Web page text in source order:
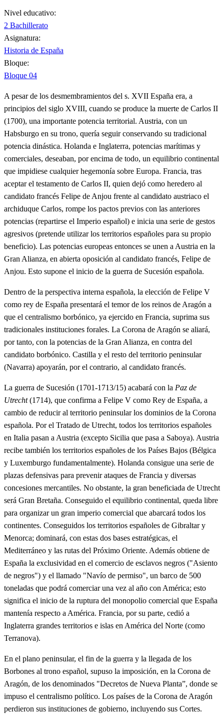
Nivel educativo:
2 Bachillerato
Asignatura:
Historia de España
Bloque:
Bloque 04
A pesar de los desmembramientos del s. XVII España era, a
principios del siglo XVIII, cuando se produce la muerte de Carlos II
(1700), una importante potencia territorial. Austria, con un
Habsburgo en su trono, quería seguir conservando su tradicional
potencia dinástica. Holanda e Inglaterra, potencias marítimas y
comerciales, deseaban, por encima de todo, un equilibrio continental
que impidiese cualquier hegemonía sobre Europa. Francia, tras
aceptar el testamento de Carlos II, quien dejó como heredero al
candidato francés Felipe de Anjou frente al candidato austriaco el
archiduque Carlos, rompe los pactos previos con las anteriores
potencias (repartirse el Imperio español) e inicia una serie de gestos
agresivos (pretende utilizar los territorios españoles para su propio
beneficio). Las potencias europeas entonces se unen a Austria en la
Gran Alianza, en abierta oposición al candidato francés, Felipe de
Anjou. Esto supone el inicio de la guerra de Sucesión española.
Dentro de la perspectiva interna española, la elección de Felipe V
como rey de España presentará el temor de los reinos de Aragón a
que el centralismo borbónico, ya ejercido en Francia, suprima sus
tradicionales instituciones forales. La Corona de Aragón se aliará,
por tanto, con la potencias de la Gran Alianza, en contra del
candidato borbónico. Castilla y el resto del territorio peninsular
(Navarra) apoyarán, por el contrario, al candidato francés.
La guerra de Sucesión (1701-1713/15) acabará con la Paz de
Utrecht(1714), que confirma a Felipe V como Rey de España, a
cambio de reducir al territorio peninsular los dominios de la Corona
española. Por el Tratado de Utrecht, todos los territorios españoles
en Italia pasan a Austria (excepto Sicilia que pasa a Saboya). Austria
recibe también los territorios españoles de los Países Bajos (Bélgica
y Luxemburgo fundamentalmente). Holanda consigue una serie de
plazas defensivas para prevenir ataques de Francia y diversas
concesiones mercantiles. No obstante, la gran beneficiada de Utrecht
será Gran Bretaña. Conseguido el equilibrio continental, queda libre
para organizar un gran imperio comercial que abarcará todos los
continentes. Conseguidos los territorios españoles de Gibraltar y
Menorca; dominará, con estas dos bases estratégicas, el
Mediterráneo y las rutas del Próximo Oriente. Además obtiene de
España la exclusividad en el comercio de esclavos negros ("Asiento
de negros") y el llamado "Navío de permiso", un barco de 500
toneladas que podrá comerciar una vez al año con América; esto
significa el inicio de la ruptura del monopolio comercial que España
mantenía respecto a América. Francia, por su parte, cedió a
Inglaterra grandes territorios e islas en América del Norte (como
Terranova).
En el plano peninsular, el fin de la guerra y la llegada de los
Borbones al trono español, supuso la imposición, en la Corona de
Aragón, de los denominados "Decretos de Nueva Planta”, donde se
impuso el centralismo político. Los países de la Corona de Aragón
perdieron sus instituciones de gobierno, incluyendo sus Cortes.